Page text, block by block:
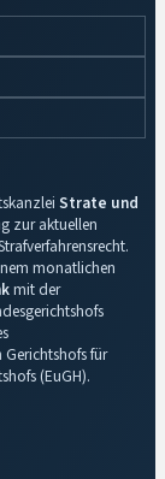
Strate und
zur aktuellen
monatlichen
mit der
Gerichtshofs für
(EuGH).